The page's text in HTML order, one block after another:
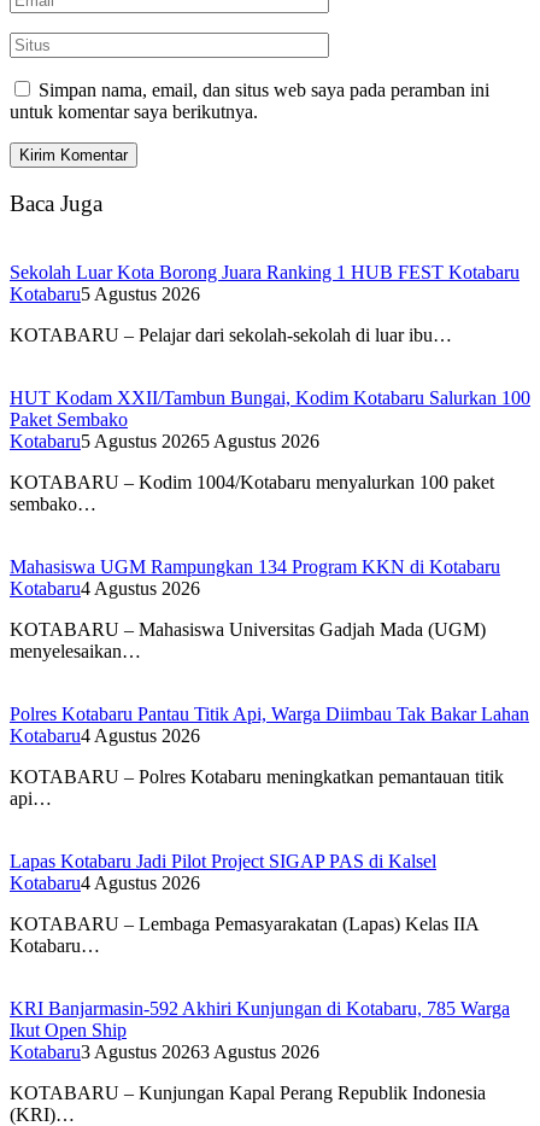
Simpan nama, email, dan situs web saya pada peramban ini
untuk komentar saya berikutnya.
Baca Juga
Sekolah Luar Kota Borong Juara Ranking 1 HUB FEST Kotabaru
Kotabaru5 Agustus 2026
KOTABARU – Pelajar dari sekolah-sekolah di luar ibu…
HUT Kodam XXII/Tambun Bungai, Kodim Kotabaru Salurkan 100
Paket Sembako
Kotabaru5 Agustus 20265 Agustus 2026
KOTABARU – Kodim 1004/Kotabaru menyalurkan 100 paket
sembako…
Mahasiswa UGM Rampungkan 134 Program KKN di Kotabaru
Kotabaru4 Agustus 2026
KOTABARU – Mahasiswa Universitas Gadjah Mada (UGM)
menyelesaikan…
Polres Kotabaru Pantau Titik Api, Warga Diimbau Tak Bakar Lahan
Kotabaru4 Agustus 2026
KOTABARU – Polres Kotabaru meningkatkan pemantauan titik
api…
Lapas Kotabaru Jadi Pilot Project SIGAP PAS di Kalsel
Kotabaru4 Agustus 2026
KOTABARU – Lembaga Pemasyarakatan (Lapas) Kelas IIA
Kotabaru…
KRI Banjarmasin-592 Akhiri Kunjungan di Kotabaru, 785 Warga
Ikut Open Ship
Kotabaru3 Agustus 20263 Agustus 2026
KOTABARU – Kunjungan Kapal Perang Republik Indonesia
(KRI)…